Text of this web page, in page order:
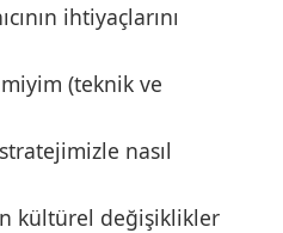
ihtiyaçlarını
(teknik ve
nasıl
kültürel değişiklikler